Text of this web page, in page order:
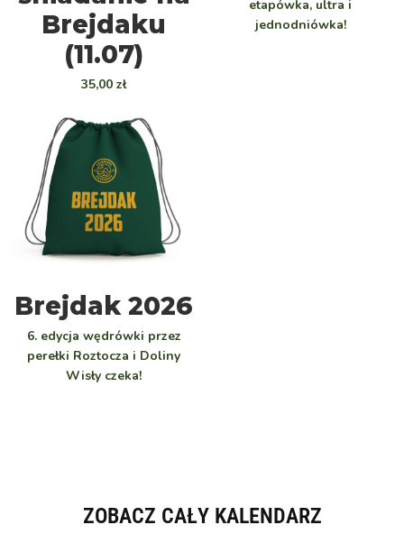
Brejdaku
(11.07)
35,00 zł
etapówka, ultra i
jednodniówka!
WYBIERZ
Brejdak 2026
6. edycja wędrówki przez
perełki Roztocza i Doliny
Wisły czeka!
ZOBACZ CAŁY KALENDARZ